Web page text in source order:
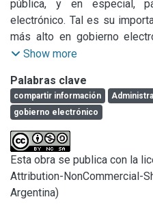
pública, y en especial,
electrónico. Tal es su
más alto en gobierno
agencias de gobierno
basadas en compartir
consecuencia de las barreras
atacar una problemática tan
iniciativas deben estar
alcanzar los mismos
necesario que el gobierno
encarar organizadamente las
En este trabajo se
Show more
Palabras clave
compartir información
gobierno electrónico
Esta obra se publica con la
Attribution-NonCommercial-
Argentina)